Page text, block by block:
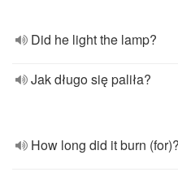
Did he light the lamp?
Jak długo się paliła?
How long did it burn (for)?